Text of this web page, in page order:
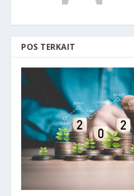
POS TERKAIT